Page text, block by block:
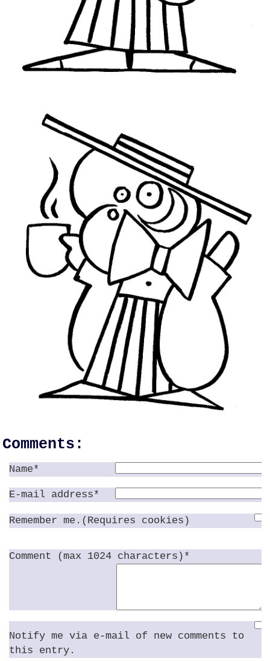
Comments:
Name*
E-mail address*
Remember me.(Requires cookies)
Comment (max 1024 characters)*
Notify me via e-mail of new comments to
this entry.